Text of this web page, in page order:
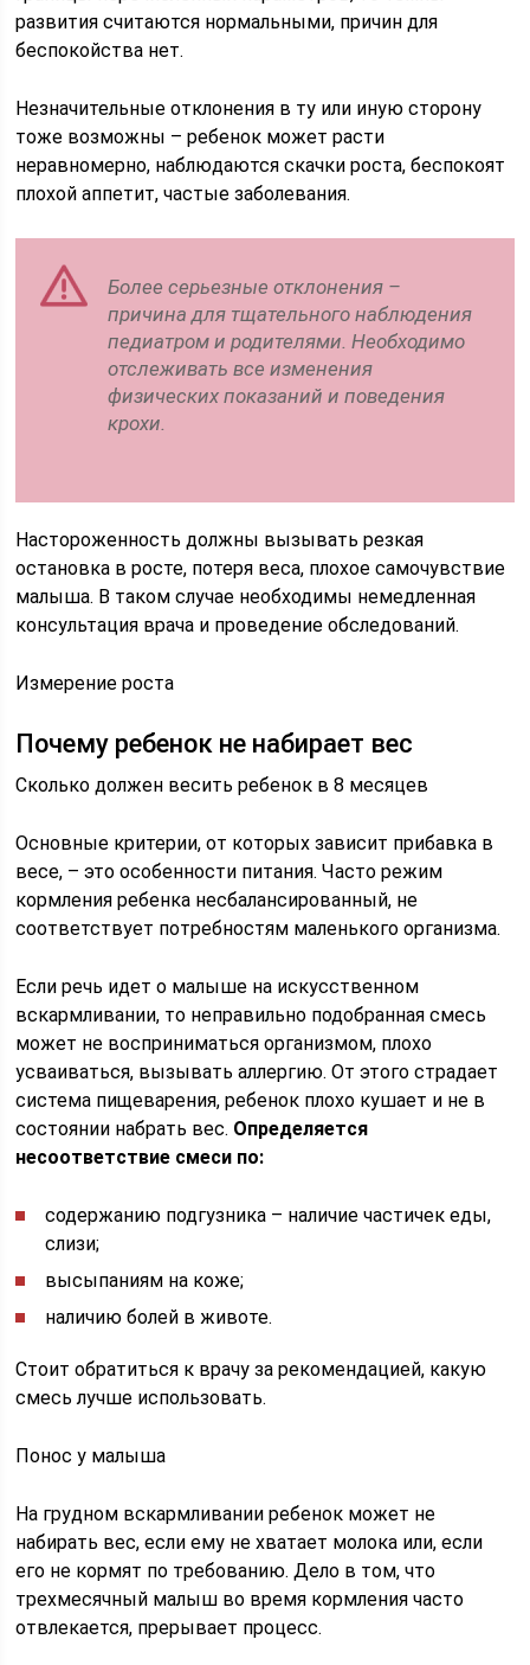
развития считаются нормальными, причин для
беспокойства нет.
Незначительные отклонения в ту или иную сторону
тоже возможны – ребенок может расти
неравномерно, наблюдаются скачки роста, беспокоят
плохой аппетит, частые заболевания.
Более серьезные отклонения –
причина для тщательного наблюдения
педиатром и родителями. Необходимо
отслеживать все изменения
физических показаний и поведения
крохи.
Настороженность должны вызывать резкая
остановка в росте, потеря веса, плохое самочувствие
малыша. В таком случае необходимы немедленная
консультация врача и проведение обследований.
Измерение роста
Почему ребенок не набирает вес
Сколько должен весить ребенок в 8 месяцев
Основные критерии, от которых зависит прибавка в
весе, – это особенности питания. Часто режим
кормления ребенка несбалансированный, не
соответствует потребностям маленького организма.
Если речь идет о малыше на искусственном
вскармливании, то неправильно подобранная смесь
может не восприниматься организмом, плохо
усваиваться, вызывать аллергию. От этого страдает
система пищеварения, ребенок плохо кушает и не в
состоянии набрать вес. Определяется
несоответствие смеси по:
содержанию подгузника – наличие частичек еды,
слизи;
высыпаниям на коже;
наличию болей в животе.
Стоит обратиться к врачу за рекомендацией, какую
смесь лучше использовать.
Понос у малыша
На грудном вскармливании ребенок может не
набирать вес, если ему не хватает молока или, если
его не кормят по требованию. Дело в том, что
трехмесячный малыш во время кормления часто
отвлекается, прерывает процесс.